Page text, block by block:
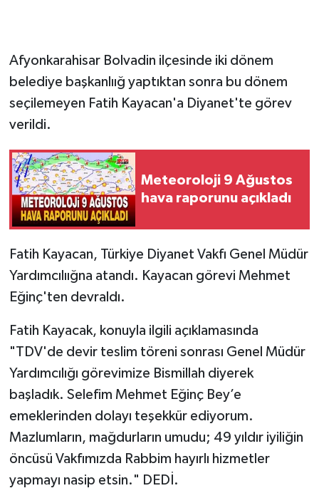
Afyonkarahisar Bolvadin ilçesinde iki dönem
belediye başkanlıığ yaptıktan sonra bu dönem
seçilemeyen Fatih Kayacan'a Diyanet'te görev
verildi.
Meteoroloji 9 Ağustos
hava raporunu açıkladı
Fatih Kayacan, Türkiye Diyanet Vakfı Genel Müdür
Yardımcılıığna atandı. Kayacan görevi Mehmet
Eğinç'ten devraldı.
Fatih Kayacak, konuyla ilgili açıklamasında
"TDV'de devir teslim töreni sonrası Genel Müdür
Yardımcılığı görevimize Bismillah diyerek
başladık. Selefim Mehmet Eğinç Bey’e
emeklerinden dolayı teşekkür ediyorum.
Mazlumların, mağdurların umudu; 49 yıldır iyiliğin
öncüsü Vakfımızda Rabbim hayırlı hizmetler
yapmayı nasip etsin." DEDİ.